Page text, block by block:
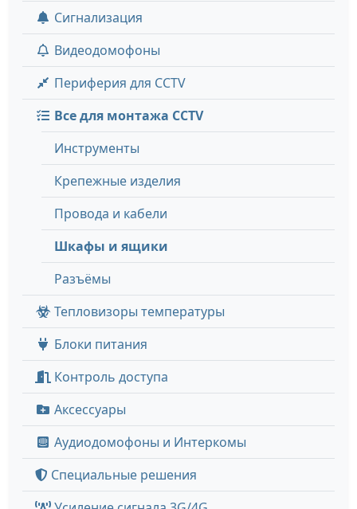
Сигнализация
Видеодомофоны
Периферия для CCTV
Все для монтажа CCTV
Инструменты
Крепежные изделия
Провода и кабели
Шкафы и ящики
Разъёмы
Тепловизоры температуры
Блоки питания
Контроль доступа
Аксессуары
Аудиодомофоны и Интеркомы
Специальные решения